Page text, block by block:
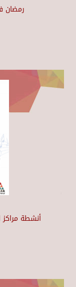
رمضان
أنشطة مراكز